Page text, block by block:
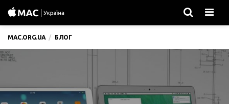
MAC.ORG.UA БЛОГ